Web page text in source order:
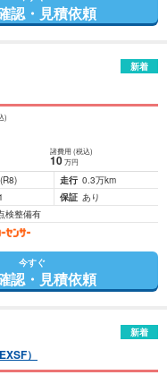
認・見積依頼
新着
)
諸費用 (税込)
10 万円
(R8) 走行 0.3万km
保証 あり
検整備有
今すぐ
認・見積依頼
新着
）